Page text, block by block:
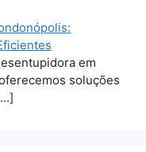
em
soluções